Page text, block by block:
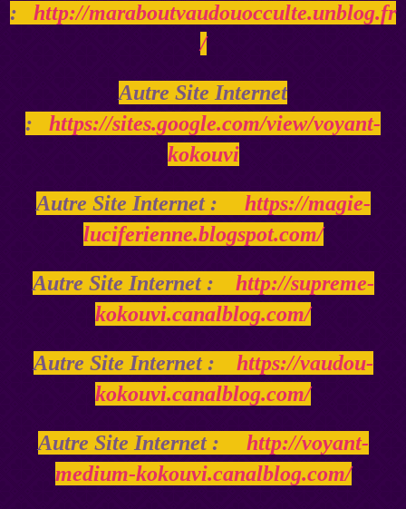
: http://maraboutvaudouocculte.unblog.fr
/
Autre Site Internet
: https://sites.google.com/view/voyant-
kokouvi
Autre Site Internet : https://magie-
luciferienne.blogspot.com/
Autre Site Internet : http://supreme-
kokouvi.canalblog.com/
Autre Site Internet : https://vaudou-
kokouvi.canalblog.com/
Autre Site Internet : http://voyant-
medium-kokouvi.canalblog.com/